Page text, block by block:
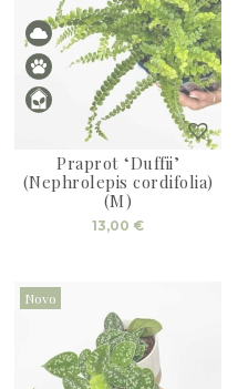
Praprot ‘Duffii’
(Nephrolepis cordifolia)
(M)
13,00 €
Novo